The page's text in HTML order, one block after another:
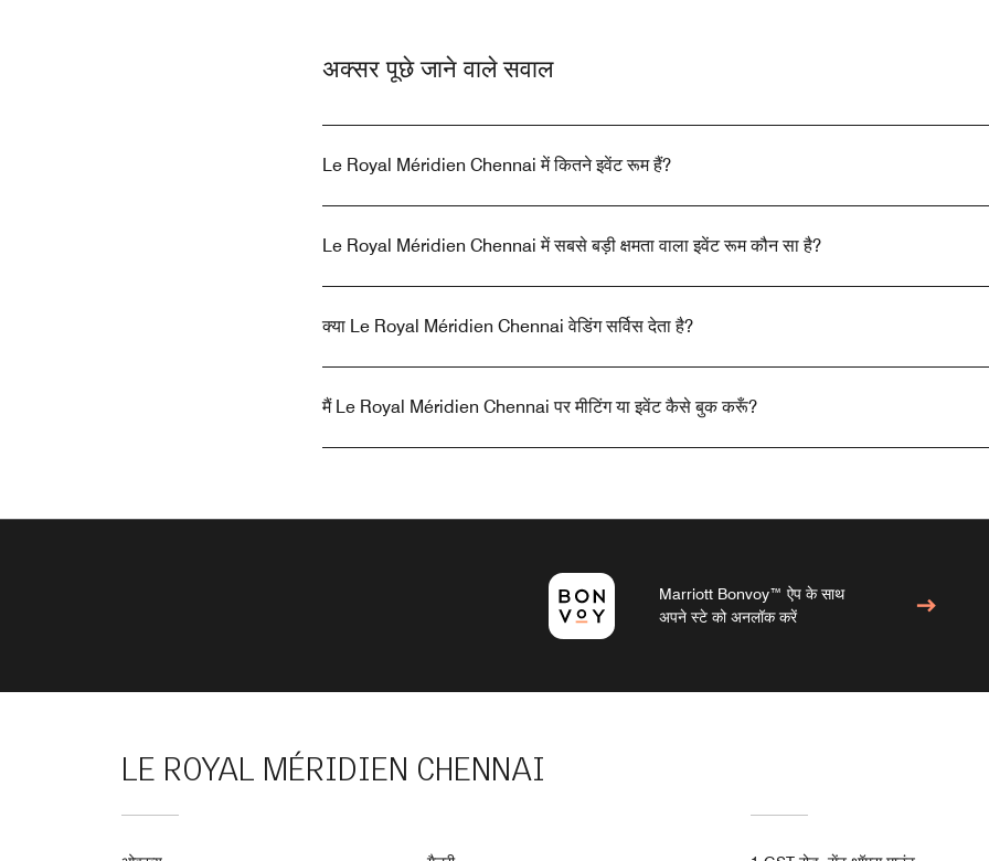
अक्सर पूछे जाने वाले सवाल
Le Royal Méridien Chennai में कितने इवेंट रूम हैं?
Le Royal Méridien Chennai में सबसे बड़ी क्षमता वाला इवेंट रूम कौन सा है?
क्या Le Royal Méridien Chennai वेडिंग सर्विस देता है?
मैं Le Royal Méridien Chennai पर मीटिंग या इवेंट कैसे बुक करूँ?
Marriott Bonvoy™ ऐप के साथ
अपने स्टे को अनलॉक करें
LE ROYAL MÉRIDIEN CHENNAI